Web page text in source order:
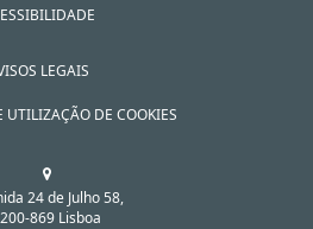
LEGAIS
UTILIZAÇÃO DE COOKIES
24 de Julho 58,
869 Lisboa